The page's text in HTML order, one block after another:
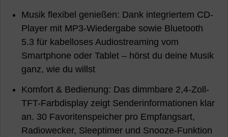
Musik flexibel genießen: Dank integriertem CD-
Player mit MP3-Wiedergabe sowie Bluetooth
5.3 für kabelloses Audiostreaming vom
Smartphone oder Tablet – hörst du deine Musik
ganz, wie du willst
Komfort & Bedienung: Das dimmbare 2,4-Zoll-
TFT-Farbdisplay zeigt Senderinformationen klar
an. 30 Favoritenspeicher pro Empfangsart,
Radiowecker, Sleeptimer und Snooze-Funktion